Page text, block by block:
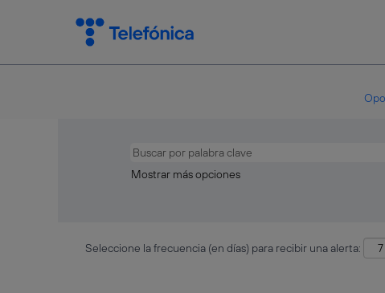
Mostrar más opciones
Seleccione la frecuencia (en días) para recibir una alerta: